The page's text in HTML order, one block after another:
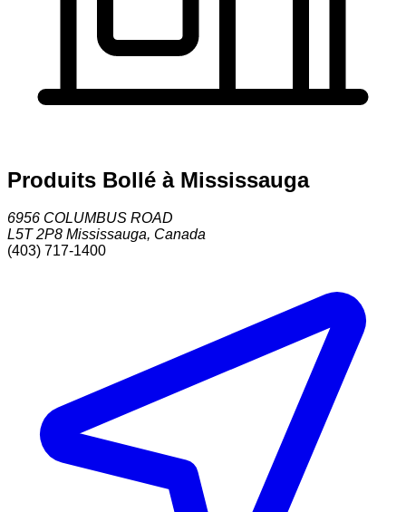
Produits Bollé à Mississauga
6956 COLUMBUS ROAD
L5T 2P8 Mississauga, Canada
(403) 717-1400